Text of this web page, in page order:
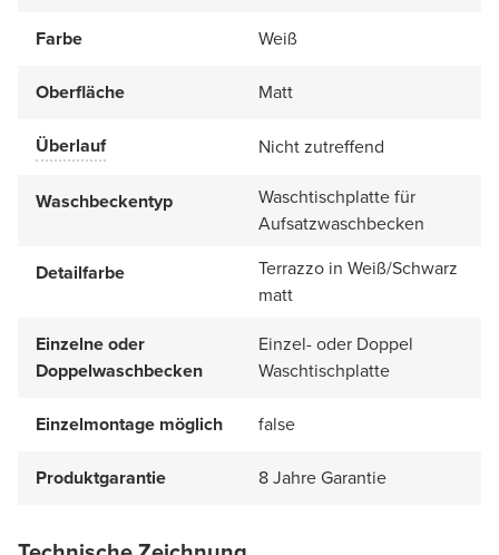
Farbe Weiß
Oberfläche Matt
Überlauf Nicht zutreffend
Waschbeckentyp
Waschtischplatte für
Aufsatzwaschbecken
Detailfarbe
Terrazzo in Weiß/Schwarz
matt
Einzelne oder
Doppelwaschbecken
Einzel- oder Doppel
Waschtischplatte
Einzelmontage möglich false
Produktgarantie 8 Jahre Garantie